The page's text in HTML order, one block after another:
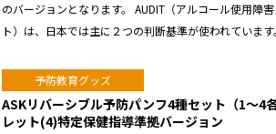
のバージョンとなります。 AUDIT（アルコール使用障
ト）は、日本では主に２つの判断基準が使われていま
予防教育グッズ
ASKリバーシブル予防パンフ4種セット（1～4
レット(4)特定保健指導準拠バージョン